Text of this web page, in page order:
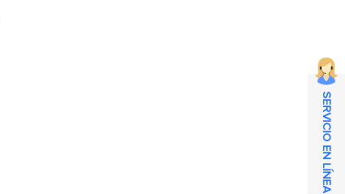
SERVICIO EN LÍNEA